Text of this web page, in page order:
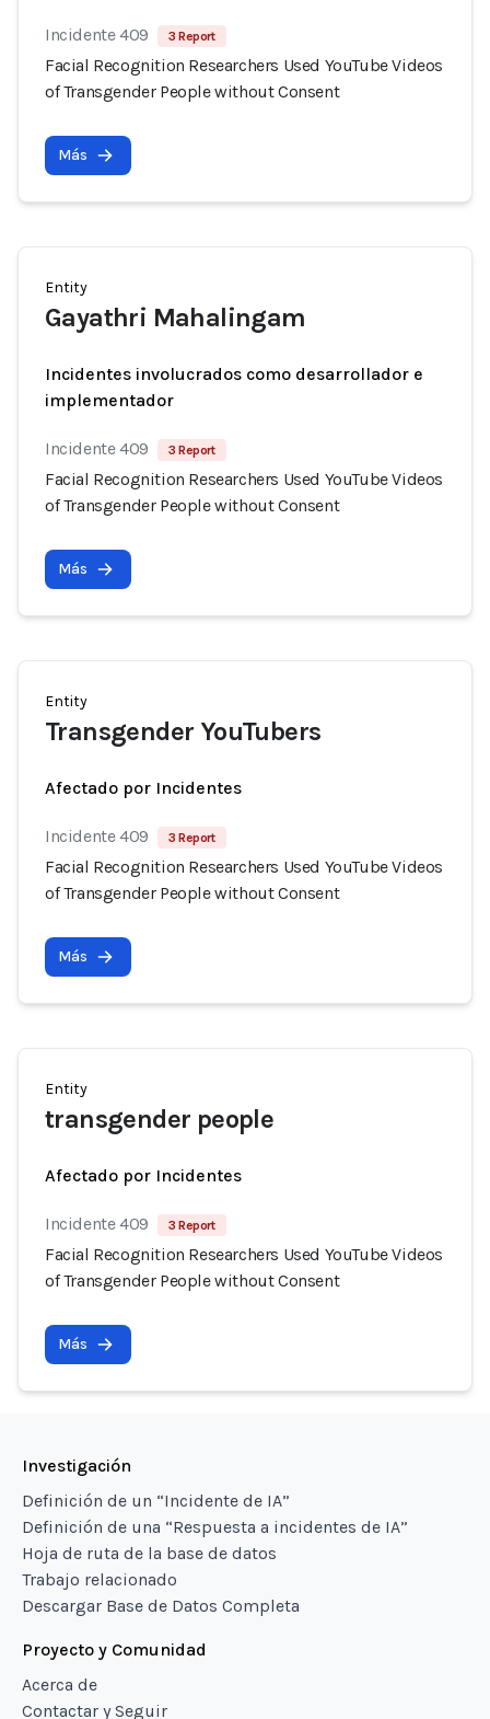
Incidente 409 3 Report
Facial Recognition Researchers Used YouTube Videos
of Transgender People without Consent
Más
Entity
Gayathri Mahalingam
Incidentes involucrados como desarrollador e
implementador
Incidente 409 3 Report
Facial Recognition Researchers Used YouTube Videos
of Transgender People without Consent
Más
Entity
Transgender YouTubers
Afectado por Incidentes
Incidente 409 3 Report
Facial Recognition Researchers Used YouTube Videos
of Transgender People without Consent
Más
Entity
transgender people
Afectado por Incidentes
Incidente 409 3 Report
Facial Recognition Researchers Used YouTube Videos
of Transgender People without Consent
Más
Investigación
Definición de un “Incidente de IA”
Definición de una “Respuesta a incidentes de IA”
Hoja de ruta de la base de datos
Trabajo relacionado
Descargar Base de Datos Completa
Proyecto y Comunidad
Acerca de
Contactar y Seguir